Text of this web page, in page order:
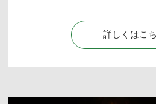
詳しくはこ